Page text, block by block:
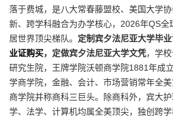
落于费城，是八大常春藤盟校、美国大学
新、跨学科融合为办学核心，2026年QS全
居世界顶尖梯队。 定制宾夕法尼亚大学毕业
业证购买，定做宾夕法尼亚大学文凭，学
研究生院，王牌学院沃顿商学院1881年成
学商学院，金融、会计、市场营销常年全
商学院并称商科三巨头。除商科外，宾大
学、法学、计算机均属全美顶尖，独创跨